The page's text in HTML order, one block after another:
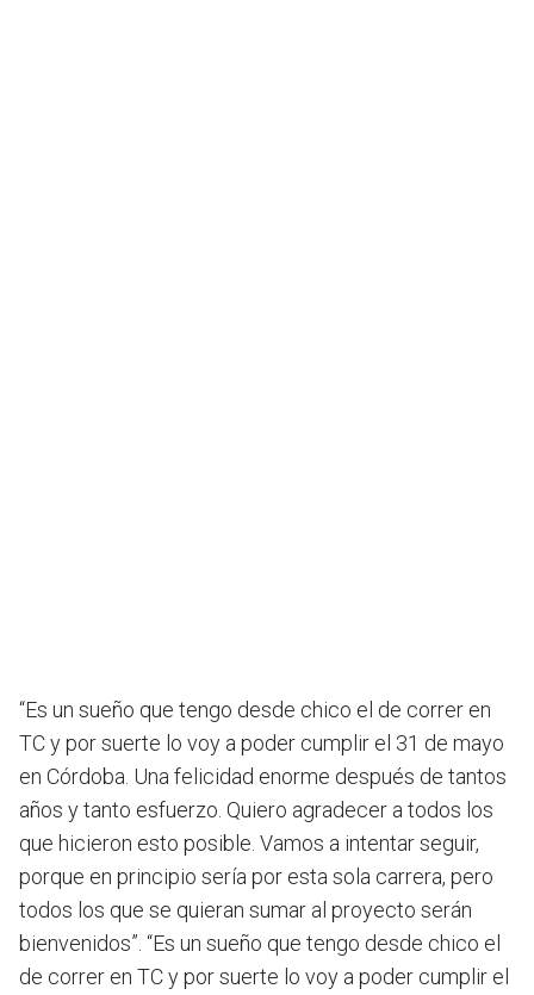
“Es un sueño que tengo desde chico el de correr en
TC y por suerte lo voy a poder cumplir el 31 de mayo
en Córdoba. Una felicidad enorme después de tantos
años y tanto esfuerzo. Quiero agradecer a todos los
que hicieron esto posible. Vamos a intentar seguir,
porque en principio sería por esta sola carrera, pero
todos los que se quieran sumar al proyecto serán
bienvenidos”. “Es un sueño que tengo desde chico el
de correr en TC y por suerte lo voy a poder cumplir el